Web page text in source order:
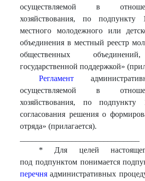
осуществляемой в
хозяйствования, по подпункту
местного молодежного или
объединения в местный реестр
общественных
государственной поддержкой»
Регламент
осуществляемой в
хозяйствования, по подпункту
согласования решения о
отряда» (прилагается).
* Для целей
под подпунктом понимается
перечня административных